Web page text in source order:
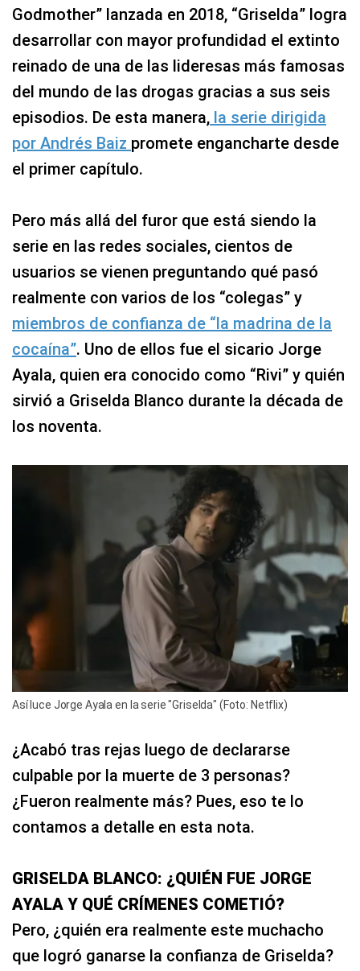
Godmother” lanzada en 2018, “Griselda” logra
desarrollar con mayor profundidad el extinto
reinado de una de las lideresas más famosas
del mundo de las drogas gracias a sus seis
episodios. De esta manera, la serie dirigida
por Andrés Baiz promete engancharte desde
el primer capítulo.
Pero más allá del furor que está siendo la
serie en las redes sociales, cientos de
usuarios se vienen preguntando qué pasó
realmente con varios de los “colegas” y
miembros de confianza de “la madrina de la
cocaína”. Uno de ellos fue el sicario Jorge
Ayala, quien era conocido como “Rivi” y quién
sirvió a Griselda Blanco durante la década de
los noventa.
Así luce Jorge Ayala en la serie "Griselda" (Foto: Netflix)
¿Acabó tras rejas luego de declararse
culpable por la muerte de 3 personas?
¿Fueron realmente más? Pues, eso te lo
contamos a detalle en esta nota.
GRISELDA BLANCO: ¿QUIÉN FUE JORGE
AYALA Y QUÉ CRÍMENES COMETIÓ?
Pero, ¿quién era realmente este muchacho
que logró ganarse la confianza de Griselda?